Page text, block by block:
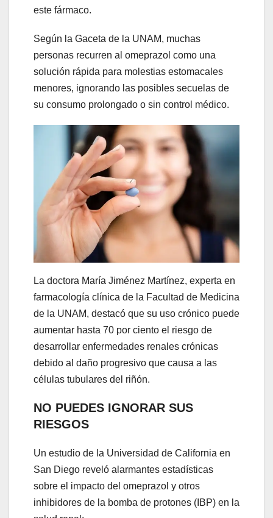
este fármaco.
Según la Gaceta de la UNAM, muchas
personas recurren al omeprazol como una
solución rápida para molestias estomacales
menores, ignorando las posibles secuelas de
su consumo prolongado o sin control médico.
La doctora María Jiménez Martínez, experta en
farmacología clínica de la Facultad de Medicina
de la UNAM, destacó que su uso crónico puede
aumentar hasta 70 por ciento el riesgo de
desarrollar enfermedades renales crónicas
debido al daño progresivo que causa a las
células tubulares del riñón.
NO PUEDES IGNORAR SUS
RIESGOS
Un estudio de la Universidad de California en
San Diego reveló alarmantes estadísticas
sobre el impacto del omeprazol y otros
inhibidores de la bomba de protones (IBP) en la